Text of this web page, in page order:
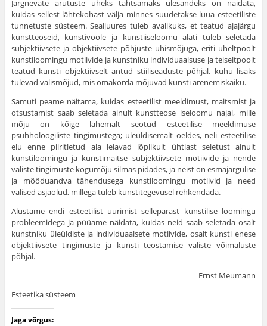
Järgnevate arutuste üheks tähtsamaks ülesandeks on näidata,
kuidas sellest lähtekohast välja minnes suudetakse luua esteetiliste
tunnetuste süsteem. Sealjuures tuleb ava­likuks, et teatud ajajärgu
kunstteoseid, kunstivoole ja kunstiiseloomu alati tuleb seletada
subjektiivsete ja objektiivsete põhjuste ühismõjuga, eriti üheltpoolt
kunstiloo­mingu motiivide ja kunstniku individuaalsuse ja teiseltpoolt
teatud kunsti objektiivselt antud stiiliseaduste põhjal, kuhu lisaks
tulevad välismõjud, mis omakorda mõjuvad kunsti arenemiskäiku.
Samuti peame näitama, kuidas esteetilist meeldimust, maitsmist ja
otsustamist saab seletada ainult kunstteose iseloomu najal, mille
mõju on kõige lähemalt seotud esteetilise meeldi­muse
psühholoogiliste tingimustega; üleüldisemalt öeldes, neli esteetilise
elu enne piiritletud ala leiavad lõplikult ühtlast sele­tust ainult
kunstiloomingu ja kunstimaitse subjektiivsete motiivide ja nende
väliste tingimuste kogumõju silmas pidades, ja neist on esmajärgulise
ja mõõduandva tähendusega kunsti­loomingu motiivid ja need
välised asjaolud, millega tuleb kunstitegevusel rehkendada.
Alustame endi esteetilist uurimist sellepärast kunstilise loomingu
probleemidega ja püüame näidata, kuidas neid saab seletada osalt
kunstniku üleüldiste ja individuaalsete motii­vide, osalt kunsti enese
objektiivsete tingimuste ja kunsti teostamise väliste võimaluste
põhjal.
Ernst Meumann
Esteetika süsteem
Jaga võrgus: